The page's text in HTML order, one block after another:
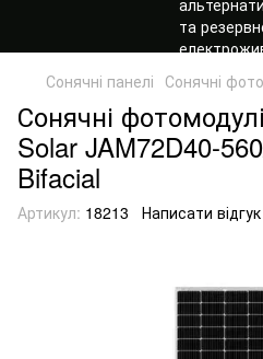
Сонячні панелі Сонячні
Сонячні
Solar JAM72D40-
Bifacial
Артикул: 18213 Написати відгук